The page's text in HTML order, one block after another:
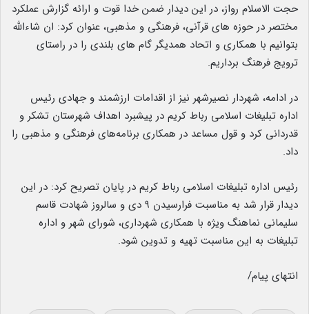
حجت الاسلام رواز، در این دیدار ضمن خدا قوت و ارائه گزارش عملکرد
مختصر در حوزه های قرآنی، فرهنگی و مذهبی، عنوان کرد: ان شاءالله
بتوانیم با همکاری و اتحاد همدیگر گام های بلندی را در راستای
ترویج فرهنگ برداریم.
در ادامه، شهردار نصیرشهر نیز از اقدامات ارزشمند و جهادی رئیس
اداره تبلیغات اسلامی رباط کریم در پیشبرد اهداف شهرستان تشکر و
قدردانی کرد و قول مساعد در همکاری برنامه‌های فرهنگی و مذهبی را
داد.
رئیس اداره تبلیغات اسلامی رباط کریم در پایان تصریح کرد: در این
دیدار قرار شد به مناسبت فرارسیدن ۹ دی و سالروز شهادت قاسم
سلیمانی نماهنگ ویژه با همکاری شهرداری، شورای شهر و اداره
تبلیغات به این مناسبت تهیه و تدوین شود.
انتهای پیام/